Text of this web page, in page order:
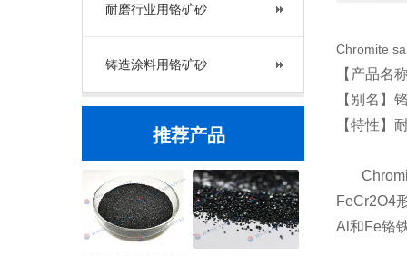
耐磨行业用铬矿砂
铸造涂料用铬矿砂
推荐产品
Chromite
【产品名
【别名】
【特性】
FeCr2O4
Al和Fe铬